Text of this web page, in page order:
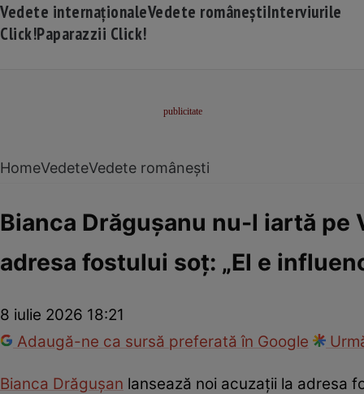
Vedete internaționaleVedete româneștiInterviurile
Click!Paparazzii Click!
HomeVedeteVedete românești
Bianca Drăgușanu nu-l iartă pe
adresa fostului soț: „El e
8 iulie 2026 18:21
Adaugă-ne ca sursă preferată în Google
Bianca Drăgușan lansează noi acuzații la adresa